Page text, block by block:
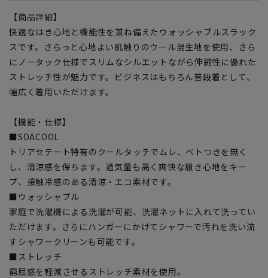
【商品詳細】
快適なはき心地と機能性を兼ね備えたウォッシャブルスラック
スです。さらっと心地よい肌触りのウール混生地を使用、さら
にノータック仕様でスリムなシルエットながら伸縮性に優れた
ストレッチ性が魅力です。ビジネスはもちろん普段着として、
幅広く着用いただけます。
【機能・仕様】
■SOACOOL
トリアセテート特有のクールタッチでムレ、ベトつきを無く
し、清涼感を保ちます。通気量も高く爽快な履き心地をキー
プ、接触冷感のある清涼・エコ素材です。
■ウォッシャブル
家庭で洗濯機による洗濯が可能、洗濯ネットに入れて洗ってい
ただけます。さらにハンガーにかけてシャワーで汚れを洗い流
すシャワークリーンも可能です。
■ストレッチ
窮屈感を軽減させるストレッチ素材を使用。